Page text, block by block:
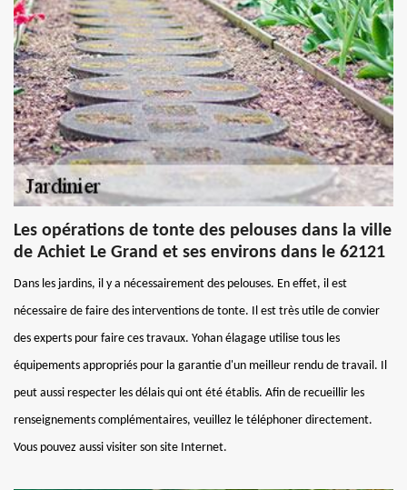
Les opérations de tonte des pelouses dans la ville
de Achiet Le Grand et ses environs dans le 62121
Dans les jardins, il y a nécessairement des pelouses. En effet, il est
nécessaire de faire des interventions de tonte. Il est très utile de convier
des experts pour faire ces travaux. Yohan élagage utilise tous les
équipements appropriés pour la garantie d'un meilleur rendu de travail. Il
peut aussi respecter les délais qui ont été établis. Afin de recueillir les
renseignements complémentaires, veuillez le téléphoner directement.
Vous pouvez aussi visiter son site Internet.